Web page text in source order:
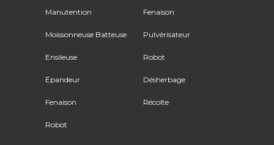
Manutention
Moissonneuse Batteuse
Ensileuse
Épandeur
Fenaison
Robot
Fenaison
Pulvérisateur
Robot
Désherbage
Récolte